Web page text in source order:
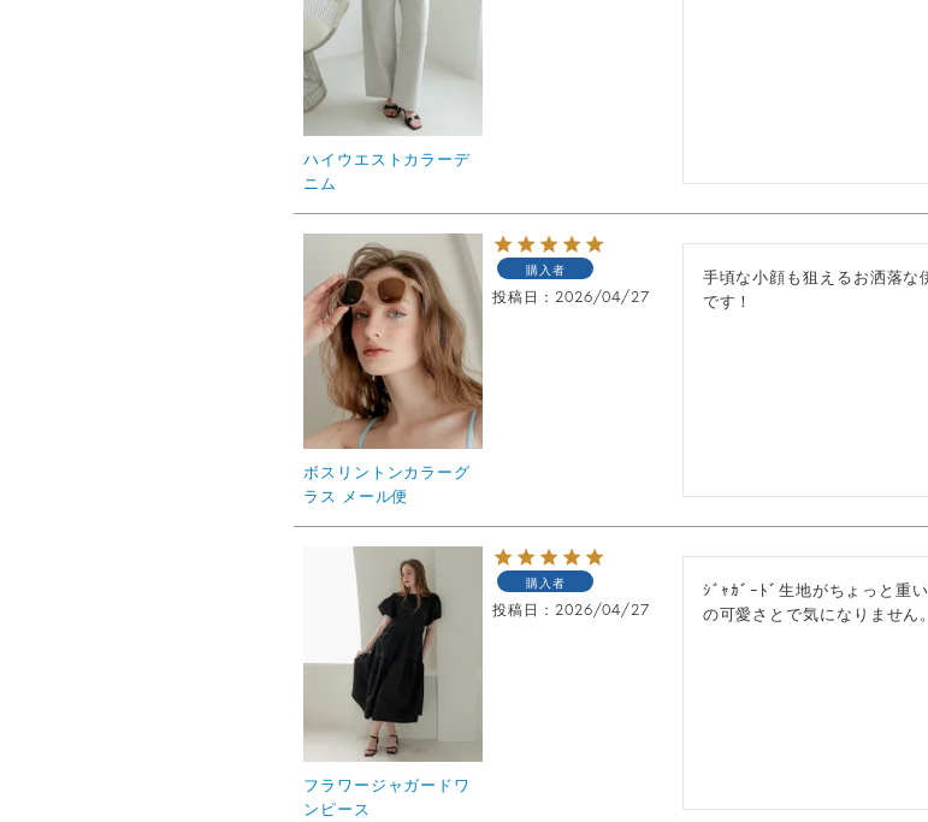
ハイウエストカラーデ
ニム
ボスリントンカラーグ
ラス メール便
購入者
投稿日 2026/04/27
手頃な小顔も狙えるお洒落な
です！
フラワージャガードワ
ンピース
購入者
投稿日 2026/04/27
ｼﾞｬｶﾞｰﾄﾞ生地がちょっと重
の可愛さとで気になりません